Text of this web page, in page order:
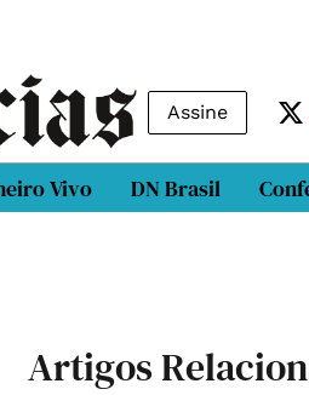
Assine
Vivo DN Brasil
Artigos